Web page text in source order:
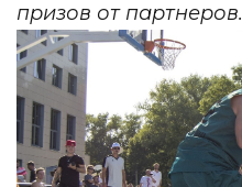
призов от партнеров.